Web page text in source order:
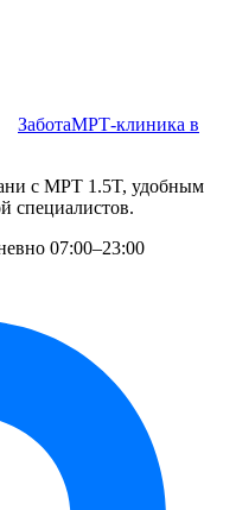
ЗаботаМРТ‑клиника в
с МРТ 1.5T, удобным
специалистов.
07:00–23:00